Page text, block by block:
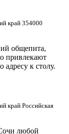
край 354000
общепита,
привлекают
адресу к столу.
край Российская
любой